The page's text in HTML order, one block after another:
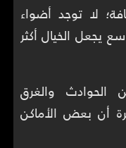
لا توجد أضواء
يجعل الخيال أكثر
الحوادث والغرق
أن بعض الأماكن